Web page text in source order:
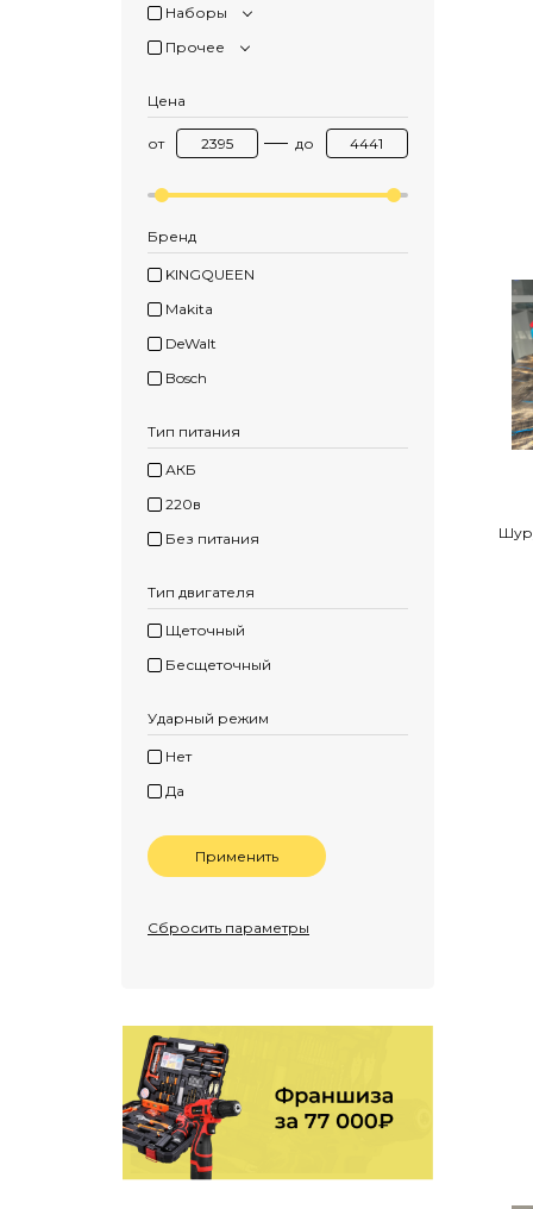
Наборы
Прочее
Цена
от до
Бренд
KINGQUEEN
Makita
DeWalt
Bosch
Тип питания
АКБ
220в
Без питания
Тип двигателя
Щеточный
Бесщеточный
Ударный режим
Нет
Да
Применить
Сбросить параметры